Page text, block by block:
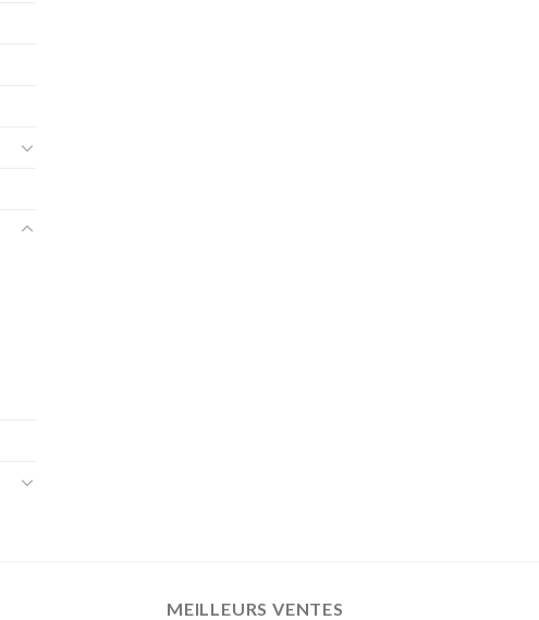
MEILLEURS VENTES